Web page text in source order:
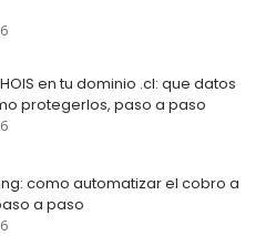
en tu dominio .cl: que datos
protegerlos, paso a paso
como automatizar el cobro a
a paso